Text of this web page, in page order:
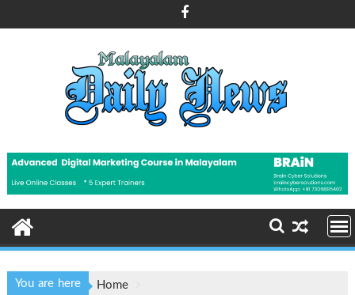
to
You are here
Home